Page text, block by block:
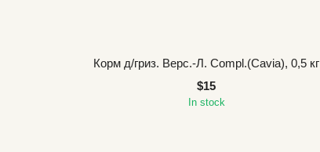
Корм д/гриз. Верс.-Л. Compl.(Cavia), 0,5 кг
$15
In stock